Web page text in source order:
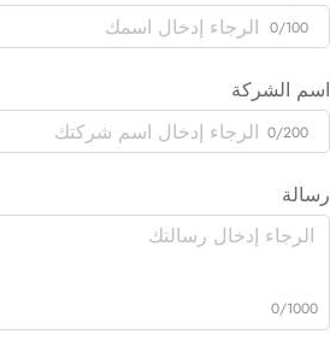
0/100
اسم الشركة
0/200
رسالة
0/1000